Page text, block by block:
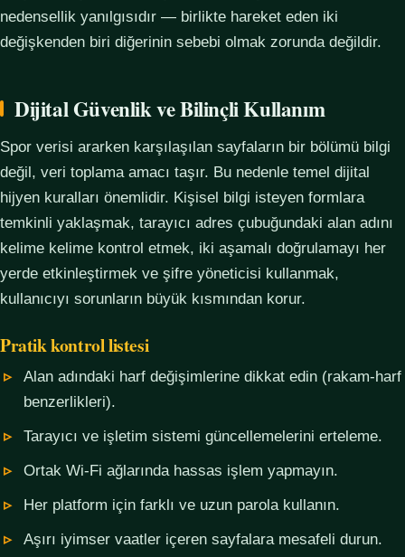
nedensellik yanılgısıdır — birlikte hareket eden iki
değişkenden biri diğerinin sebebi olmak zorunda değildir.
Dijital Güvenlik ve Bilinçli Kullanım
Spor verisi ararken karşılaşılan sayfaların bir bölümü bilgi
değil, veri toplama amacı taşır. Bu nedenle temel dijital
hijyen kuralları önemlidir. Kişisel bilgi isteyen formlara
temkinli yaklaşmak, tarayıcı adres çubuğundaki alan adını
kelime kelime kontrol etmek, iki aşamalı doğrulamayı her
yerde etkinleştirmek ve şifre yöneticisi kullanmak,
kullanıcıyı sorunların büyük kısmından korur.
Pratik kontrol listesi
Alan adındaki harf değişimlerine dikkat edin (rakam-harf
benzerlikleri).
Tarayıcı ve işletim sistemi güncellemelerini erteleme.
Ortak Wi-Fi ağlarında hassas işlem yapmayın.
Her platform için farklı ve uzun parola kullanın.
Aşırı iyimser vaatler içeren sayfalara mesafeli durun.